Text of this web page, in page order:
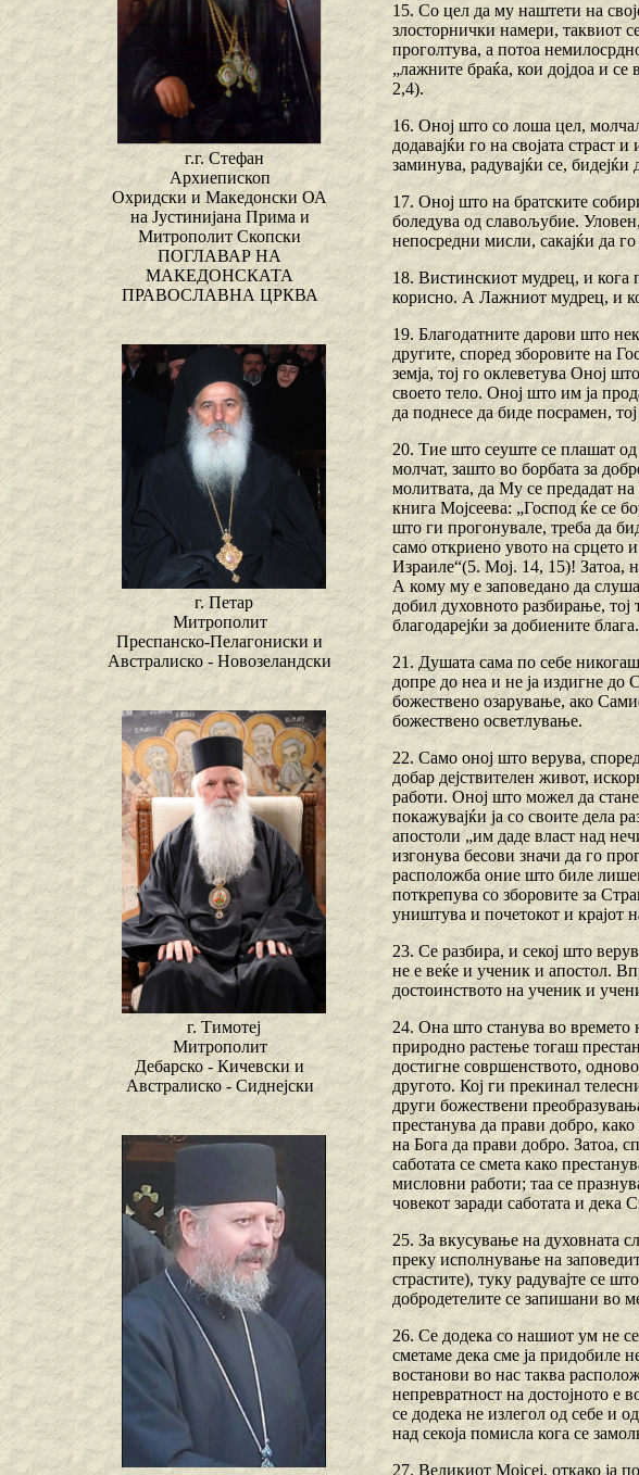
г.г. Стефан
Архиепископ
Охридски и Македонски ОА
на Јустинијана Прима и
Митрополит Скопски
ПОГЛАВАР НА
МАКЕДОНСКАТА
ПРАВОСЛАВНА ЦРКВА
г. Петар
Митрополит
Преспанско-Пелагониски и
Австралиско - Новозеландски
г. Тимотеј
Митрополит
Дебарско - Кичевски и
Австралиско - Сиднејски
15. Со цел да му наштети на
злосторнички намери, таквиот
проголтува, а потоа
„лажните браќа, кои дојдоа и се
2,4).
16. Оној што со лоша цел,
додавајќи го на својата страст
заминува, радувајќи се,
17. Оној што на братските
боледува од славољубие.
непосредни мисли, сакајќи да
18. Вистинскиот мудрец, и кога
корисно. А Лажниот мудрец, и
19. Благодатните дарови што
другите, според зборовите на
земја, тој го оклеветува Оној
своето тело. Оној што им ја
да поднесе да биде посрамен,
20. Тие што сеуште се плашат од
молчат, зашто во борбата за
молитвата, да Му се предадат
книга Мојсеева: „Господ ќе се
што ги прогонувале, треба да
само откриено увото на срцето
Израиле“(5. Мој. 14, 15)! Затоа,
А кому му е заповедано да
добил духовното разбирање,
благодарејќи за добиените блага.
21. Душата сама по себе
допре до неа и не ја издигне до
божествено озарување, ако
божествено осветлување.
22. Само оној што верува,
добар дејствителен живот,
работи. Оној што можел да
покажувајќи ја со своите дела
апостоли „им даде власт над
изгонува бесови значи да го
расположба оние што биле
поткрепува со зборовите за
уништува и почетокот и крајот
23. Се разбира, и секој што
не е веќе и ученик и апостол.
достоинството на ученик и
24. Она што станува во времето
природно растење тогаш
достигне совршенството,
другото. Кој ги прекинал
други божествени
престанува да прави добро,
на Бога да прави добро. Затоа,
саботата се смета како
мисловни работи; таа се
човекот заради саботата и
25. За вкусување на духовната
преку исполнување на
страстите), туку радувајте се
добродетелите се запишани во
26. Се додека со нашиот ум не
сметаме дека сме ја придобиле
востанови во нас таква
непревратност на достојното е
се додека не излегол од себе и
над секоја помисла кога се
27. Великиот Мојсеј, откако ја